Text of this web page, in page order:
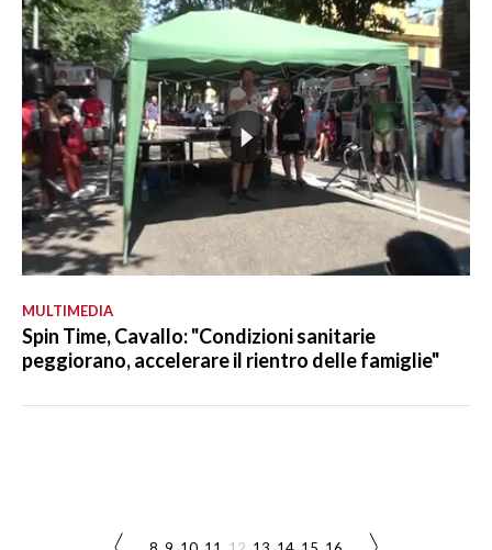
MULTIMEDIA
Spin Time, Cavallo: "Condizioni sanitarie
peggiorano, accelerare il rientro delle famiglie"